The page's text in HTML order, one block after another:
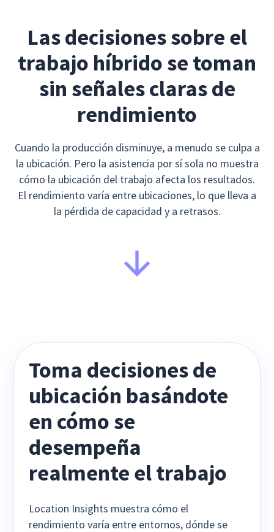
Las decisiones sobre el
trabajo híbrido se toman
sin señales claras de
rendimiento
Cuando la producción disminuye, a menudo se culpa a
la ubicación. Pero la asistencia por sí sola no muestra
cómo la ubicación del trabajo afecta los resultados.
El rendimiento varía entre ubicaciones, lo que lleva a
la pérdida de capacidad y a retrasos.
Toma decisiones de
ubicación basándote
en cómo se
desempeña
realmente el trabajo
Location Insights muestra cómo el
rendimiento varía entre entornos, dónde se